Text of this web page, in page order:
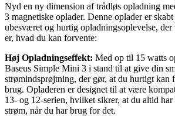
Nyd en ny dimension af trådløs opladning
3 magnetiske oplader. Denne oplader er
ubesværet og hurtig opladningsoplevelse,
er, hvad du kan forvente:
Høj Opladningseffekt: Med op til 15 watts
Baseus Simple Mini 3 i stand til at give din
strømindsprøjtning, der gør, at du hurtigt kan
brug. Opladeren er designet til at være
13- og 12-serien, hvilket sikrer, at du altid
strøm, når du har brug for det.